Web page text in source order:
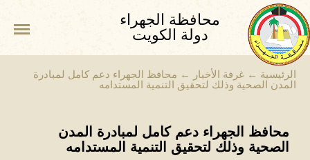
محافظة الجهراء
دولة الكويت
الرئيسية ← غرفة الأخبار ← محافظ الجهراء دعم كامل لمبادرة
المدن الصحية وذلك لتحقيق التنمية المستدامه
محافظ الجهراء دعم كامل لمبادرة المدن
الصحية وذلك لتحقيق التنمية المستدامه